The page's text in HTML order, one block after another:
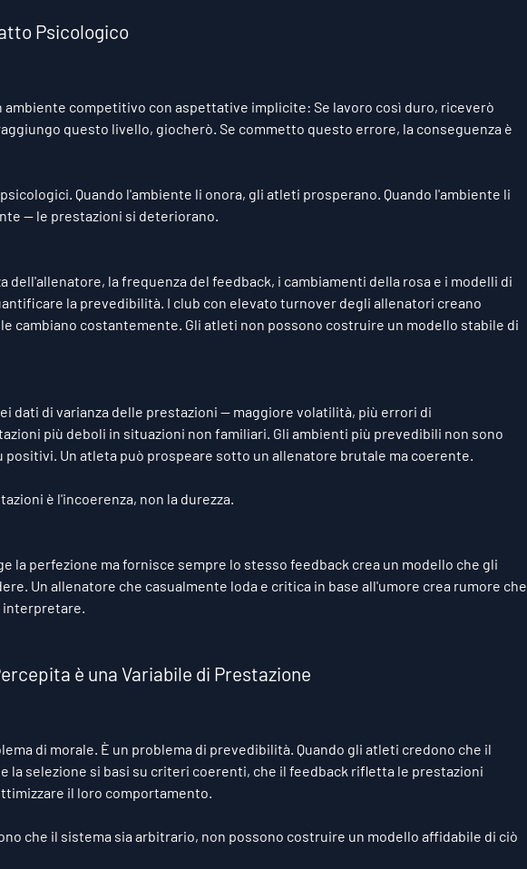
Psicologico
ambiente competitivo con aspettative implicite: Se lavoro così duro, riceverò
questo livello, giocherò. Se commetto questo errore, la conseguenza è
Quando l'ambiente li onora, gli atleti prosperano. Quando l'ambiente li
— le prestazioni si deteriorano.
dell'allenatore, la frequenza del feedback, i cambiamenti della rosa e i modelli di
la prevedibilità. I club con elevato turnover degli allenatori creano
cambiano costantemente. Gli atleti non possono costruire un modello stabile di
dati di varianza delle prestazioni — maggiore volatilità, più errori di
più deboli in situazioni non familiari. Gli ambienti più prevedibili non sono
positivi. Un atleta può prospeare sotto un allenatore brutale ma coerente.
è l'incoerenza, non la durezza.
la perfezione ma fornisce sempre lo stesso feedback crea un modello che gli
Un allenatore che casualmente loda e critica in base all'umore crea rumore che
interpretare.
è una Variabile di Prestazione
di morale. È un problema di prevedibilità. Quando gli atleti credono che il
la selezione si basi su criteri coerenti, che il feedback rifletta le prestazioni
il loro comportamento.
che il sistema sia arbitrario, non possono costruire un modello affidabile di ciò